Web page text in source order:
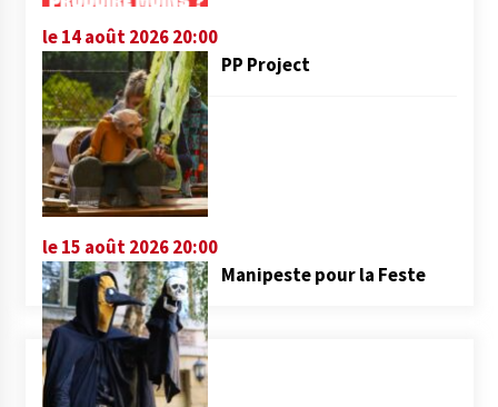
le 14 août 2026 20:00
PP Project
le 15 août 2026 20:00
Manipeste pour la Feste